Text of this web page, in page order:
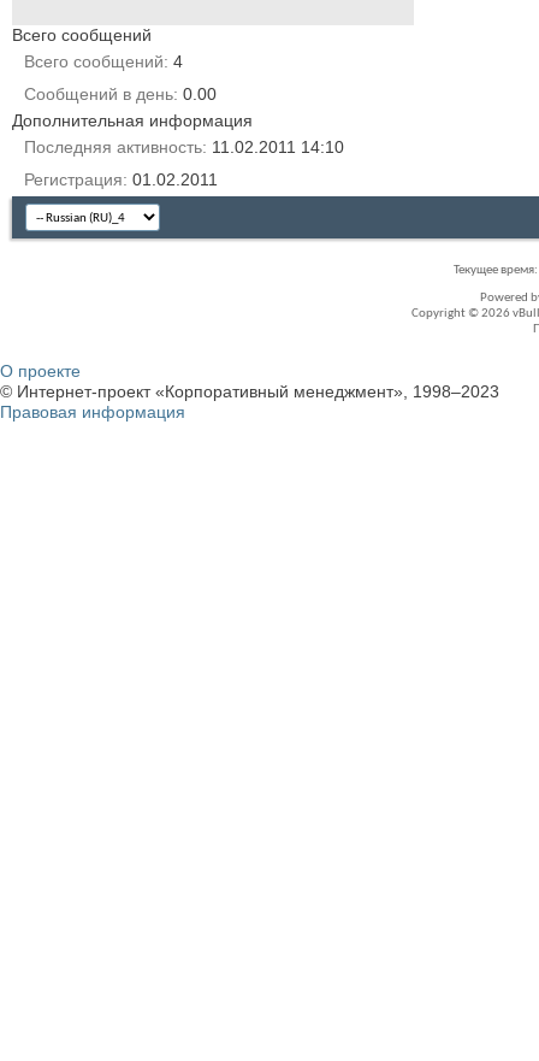
Всего сообщений
Всего сообщений 4
Сообщений в день 0.00
Дополнительная информация
Последняя активность 11.02.2011 14:10
Регистрация 01.02.2011
Текущее время:
Powered
Copyright © 2026
О проекте
© Интернет-проект «Корпоративный менеджмент», 1998–2023
Правовая информация